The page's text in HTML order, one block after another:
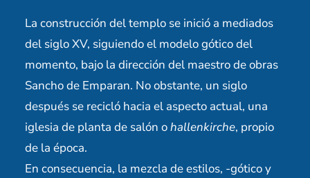
La construcción del templo se inició a mediados
del siglo XV, siguiendo el modelo gótico del
momento, bajo la dirección del maestro de obras
Sancho de Emparan. No obstante, un siglo
después se recicló hacia el aspecto actual, una
iglesia de planta de salón ohallenkirche, propio
de la época.
En consecuencia, la mezcla de estilos, -gótico y